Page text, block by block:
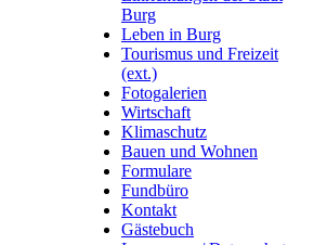
Burg
Leben in Burg
Tourismus und Freizeit
(ext.)
Fotogalerien
Wirtschaft
Klimaschutz
Bauen und Wohnen
Formulare
Fundbüro
Kontakt
Gästebuch